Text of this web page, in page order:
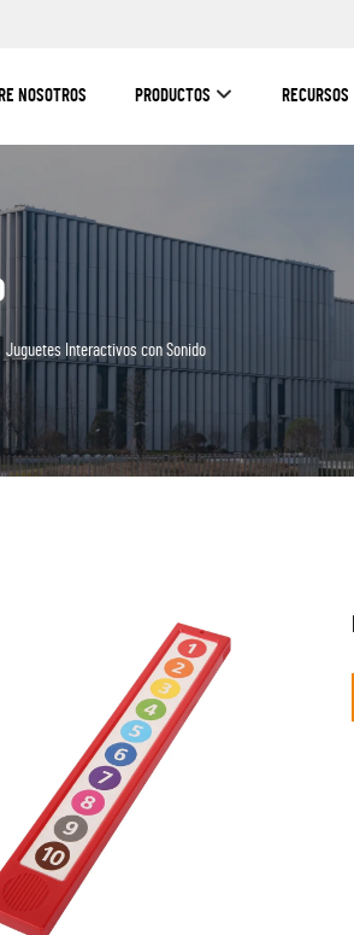
NOSOTROS PRODUCTOS RECURSOS
Juguetes Interactivos con Sonido